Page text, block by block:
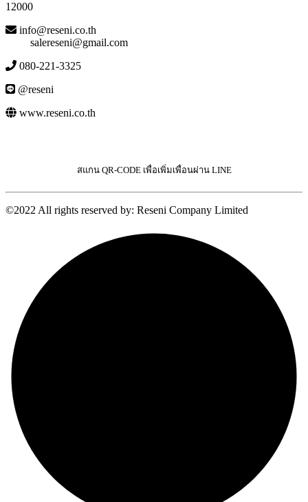
12000
info@reseni.co.th
salereseni@gmail.com
080-221-3325
@reseni
www.reseni.co.th
สแกน QR-CODE เพื่อเพิ่มเพื่อนผ่าน LINE
©2022 All rights reserved by: Reseni Company Limited